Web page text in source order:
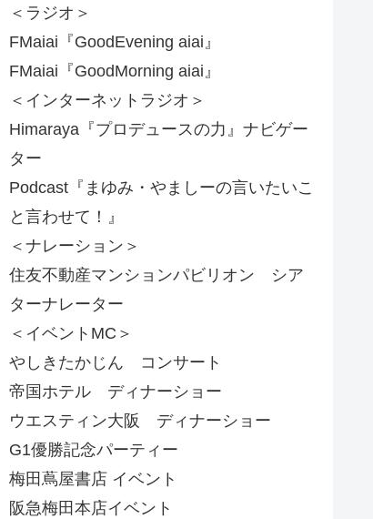
＜ラジオ＞
FMaiai『GoodEvening aiai』
FMaiai『GoodMorning aiai』
＜インターネットラジオ＞
Himaraya『プロデュースの力』ナビゲー
ター
Podcast『まゆみ・やましーの言いたいこ
と言わせて！』
＜ナレーション＞
住友不動産マンションパビリオン シア
ターナレーター
＜イベントMC＞
やしきたかじん コンサート
帝国ホテル ディナーショー
ウエスティン大阪 ディナーショー
G1優勝記念パーティー
梅田蔦屋書店 イベント
阪急梅田本店イベント